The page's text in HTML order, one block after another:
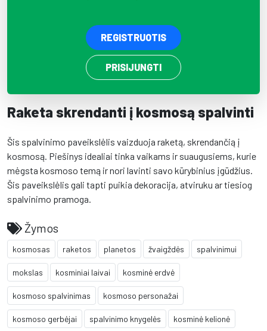
REGISTRUOTIS
PRISIJUNGTI
Raketa skrendanti į kosmosą spalvinti
Šis spalvinimo paveikslėlis vaizduoja raketą, skrendančią į
kosmosą. Piešinys idealiai tinka vaikams ir suaugusiems, kurie
mėgsta kosmoso temą ir nori lavinti savo kūrybinius įgūdžius.
Šis paveikslėlis gali tapti puikia dekoracija, atviruku ar tiesiog
spalvinimo pramoga.
Žymos
kosmosas raketos planetos žvaigždės spalvinimui
mokslas kosminiai laivai kosminė erdvė
kosmoso spalvinimas kosmoso personažai
kosmoso gerbėjai spalvinimo knygelės kosminė kelionė